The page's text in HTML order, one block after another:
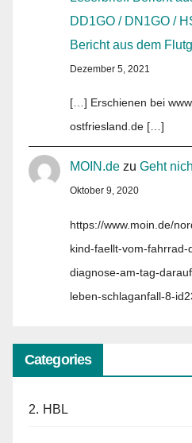
DD1GO / DN1GO /
Bericht aus dem
Dezember 5, 2021
[…] Erschienen bei
ostfriesland.de […]
MOIN.de zu Geht
Oktober 9, 2020
https://www.moin.de/
kind-faellt-vom-fahrrad-
diagnose-am-tag-
leben-schlaganfall-8-
Categories
2. HBL